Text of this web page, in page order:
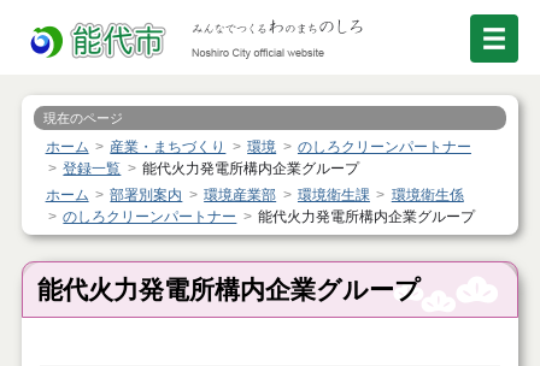
現在のページ
ホーム 産業・まちづくり 環境
のしろクリーンパートナー
登録一覧
能代火力発電所構内企業グループ
ホーム
部署別案内 環境産業部 環境衛生課
環境衛生係
のしろクリーンパートナー
能代火力発電所構内企業グループ
能代火力発電所構内企業グループ